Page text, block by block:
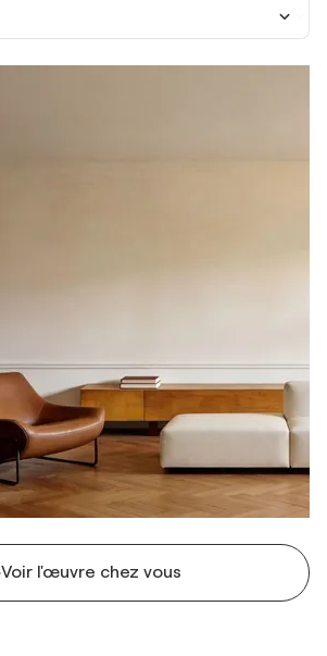
Voir l'œuvre chez vous